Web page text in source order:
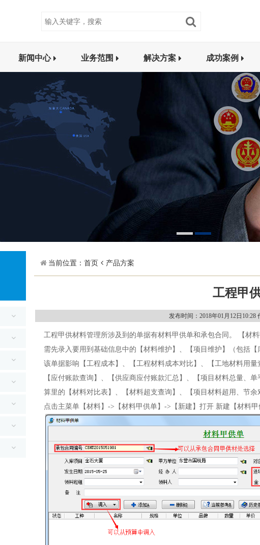
新闻中心 业务范围 解决方案 成功案例
当前位置： 首页 产品方案
工程甲
发布时间：2018年01月12日10:28
工程甲供材料管理所涉及到的单据有材料甲供单和承包合同。 【材
需先录入要用到基础信息中的【材料维护】、【项目维护】（包括
该单据影响【工程成本】、【工程材料成本对比】、【工地材料用
【应付账款查询】、【供应商应付账款汇总】、【项目材料总量、
算里的【材料对比表】、【材料超支查询】、【项目材料超用、节余
点击主菜单【材料】 -> 【材料甲供单】 -> 【新建】打开 新建【材料